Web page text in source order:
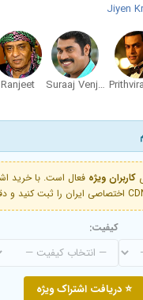
Jiyen
Suraaj Venjarammoodu
Ranjeet
کاربران ویژه
کیفیت:
⭐ دریافت اشتراک ویژه